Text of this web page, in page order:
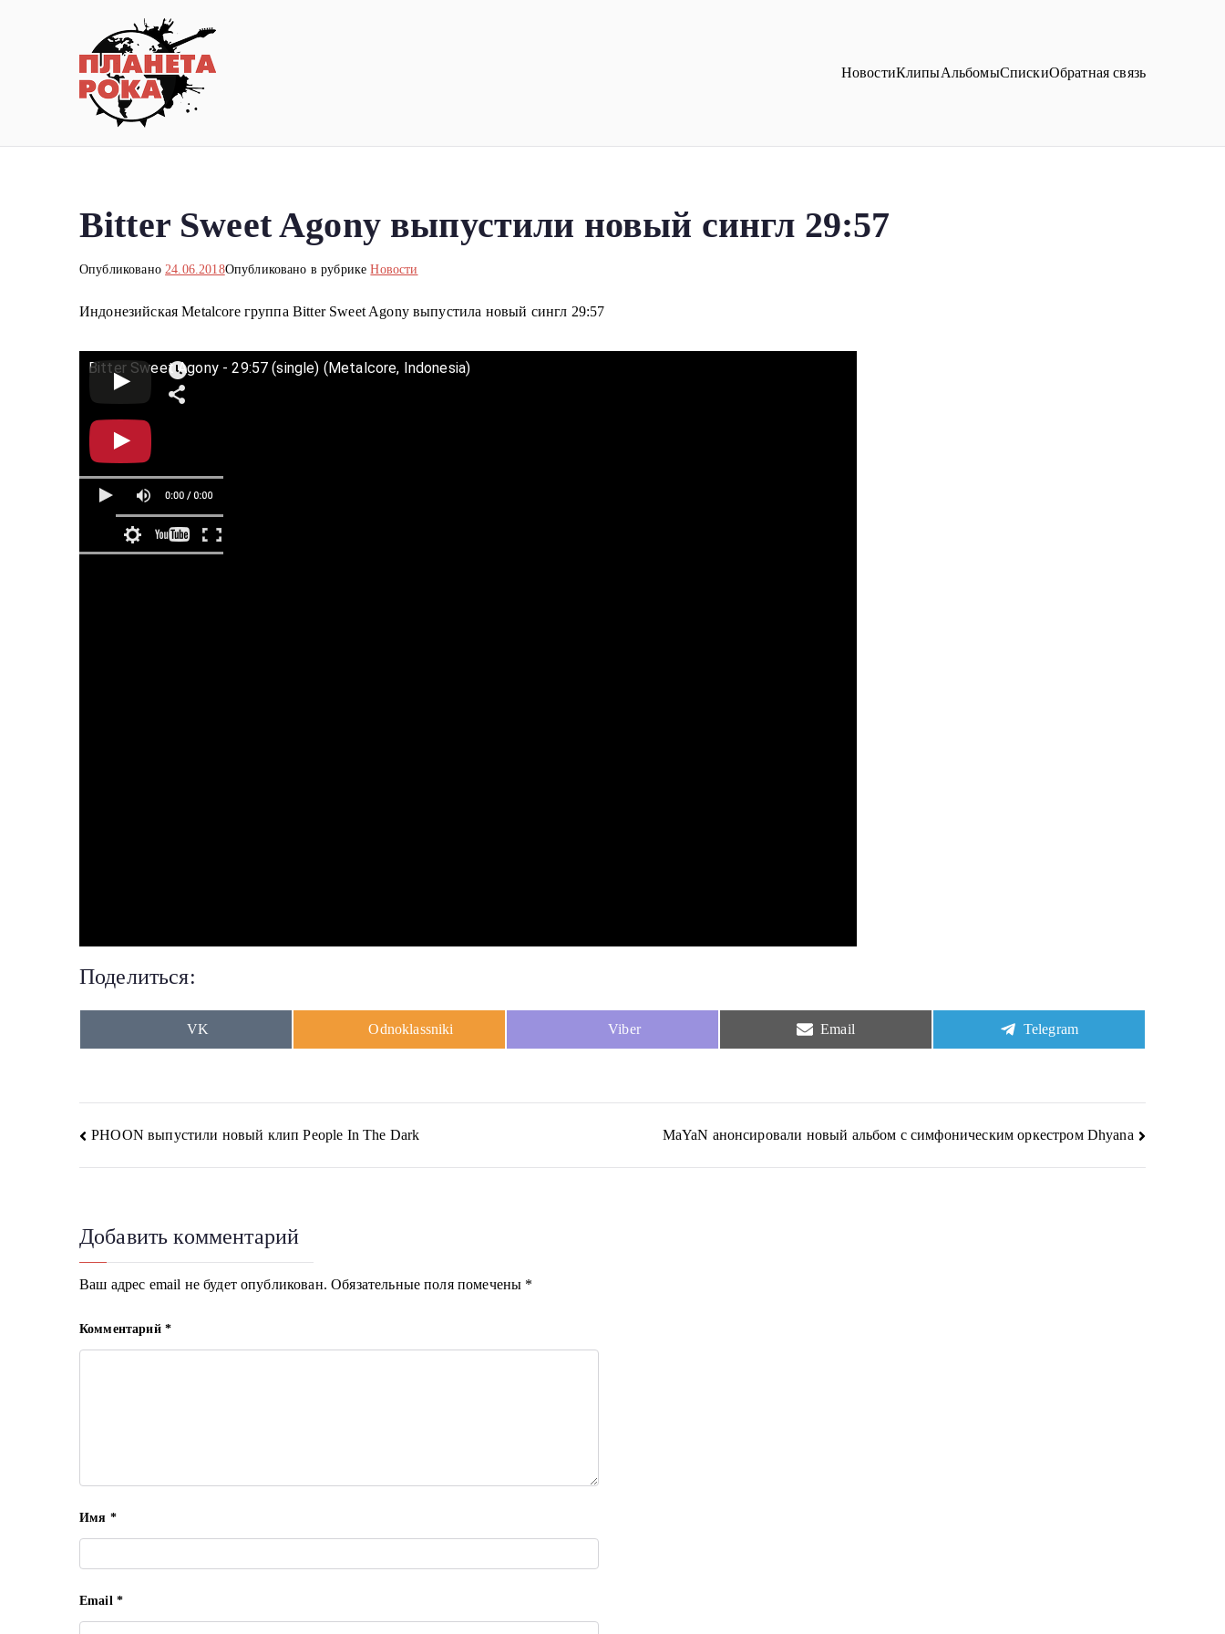
НовостиКлипыАльбомыСпискиОбратная связь
Bitter Sweet Agony выпустили новый сингл 29:57
Опубликовано24.06.2018Опубликовано в рубрикеНовости
Индонезийская Metalcore группа Bitter Sweet Agony выпустила новый сингл 29:57
Bitter Sweet Agony - 29:57 (single) (Metalcore, Indonesia)
Поделиться:
Share
VK
Share
Odnoklassniki
Share
Viber
Share
Email
Share
Telegram
Навигация
по
PHOON выпустили новый клип People In The Dark MaYaN анонсировали новый альбом с симфоническим оркестром Dhyana
Добавить комментарий
Ваш адрес email не будет опубликован. Обязательные поля помечены *
Комментарий *
Имя *
Email *